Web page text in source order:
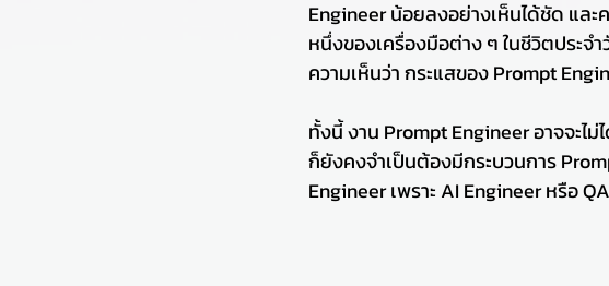
Engineer น้อยลงอย่างเห็นได้ชัด และ
หนึ่งของเครื่องมือต่าง ๆ ในชีวิตประจ
ความเห็นว่า กระแสของ Prompt
ทั้งนี้ งาน Prompt Engineer อาจจะ
ก็ยังคงจำเป็นต้องมีกระบวนการ
Engineer เพราะ AI Engineer หรือ